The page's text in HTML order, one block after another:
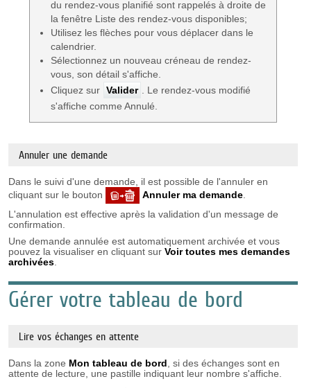
du rendez-vous planifié sont rappelés à droite de
la fenêtre Liste des rendez-vous disponibles;
Utilisez les flèches pour vous déplacer dans le
calendrier.
Sélectionnez un nouveau créneau de rendez-
vous, son détail s'affiche.
Cliquez sur Valider
. Le rendez-vous modifié
s'affiche comme Annulé.
Annuler une demande
Dans le suivi d'une demande, il est possible de l'annuler en
cliquant sur le bouton
Annuler ma demande.
L'annulation est effective après la validation d'un message de
confirmation.
Une demande annulée est automatiquement archivée et vous
pouvez la visualiser en cliquant sur Voir toutes mes demandes
archivées.
Gérer votre tableau de bord
Lire vos échanges en attente
Dans la zone Mon tableau de bord , si des échanges sont en
attente de lecture, une pastille indiquant leur nombre s'affiche.